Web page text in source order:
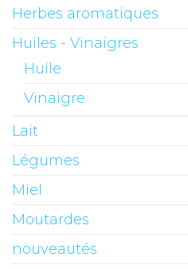
Herbes aromatiques
Huiles - Vinaigres
Huile
Vinaigre
Lait
Légumes
Miel
Moutardes
nouveautés